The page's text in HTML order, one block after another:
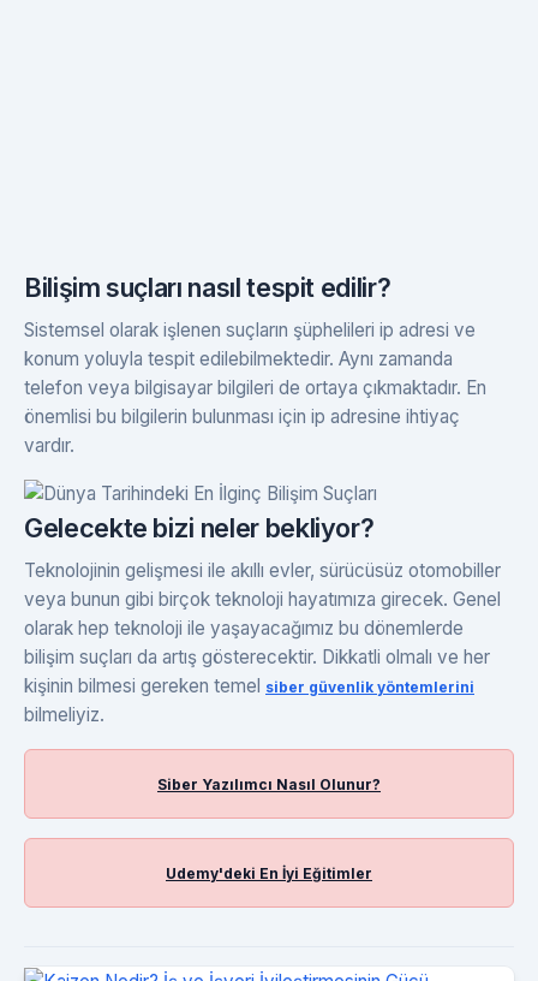
Bilişim suçları nasıl tespit edilir?
Sistemsel olarak işlenen suçların şüphelileri ip adresi ve
konum yoluyla tespit edilebilmektedir. Aynı zamanda
telefon veya bilgisayar bilgileri de ortaya çıkmaktadır. En
önemlisi bu bilgilerin bulunması için ip adresine ihtiyaç
vardır.
Gelecekte bizi neler bekliyor?
Teknolojinin gelişmesi ile akıllı evler, sürücüsüz otomobiller
veya bunun gibi birçok teknoloji hayatımıza girecek. Genel
olarak hep teknoloji ile yaşayacağımız bu dönemlerde
bilişim suçları da artış gösterecektir. Dikkatli olmalı ve her
kişinin bilmesi gereken temel siber güvenlik yöntemlerini
bilmeliyiz.
Siber Yazılımcı Nasıl Olunur?
Udemy'deki En İyi Eğitimler